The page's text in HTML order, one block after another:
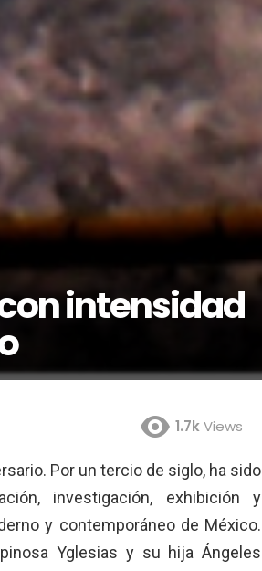
intensidad
1.7kViews
Por un tercio de siglo, ha sido
investigación, exhibición y
y contemporáneo de México.
Yglesias y su hija Ángeles